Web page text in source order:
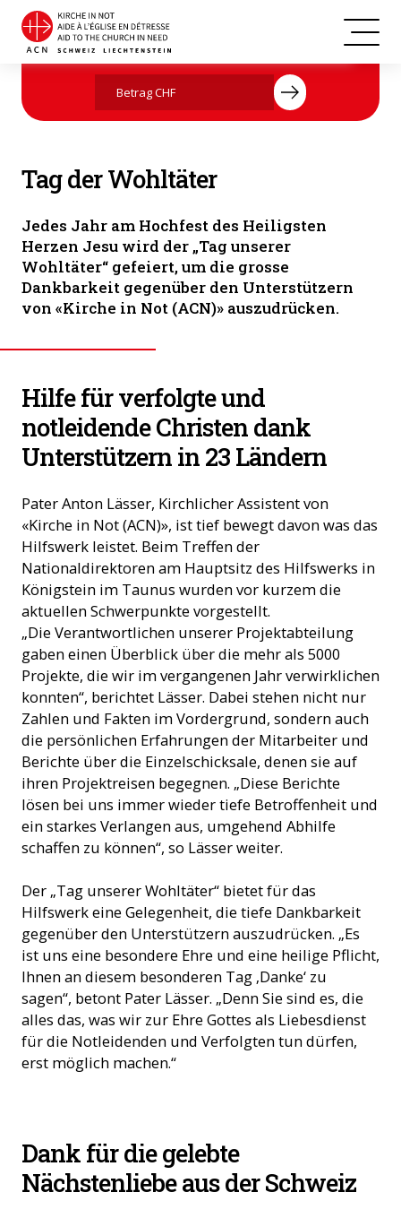
Die Kinder der St. Mary's School in Kurvalli, Khammam sagen DANKE
für die Hilfe von ACN (Foto: ACN)Jetzt mit Ihrer Spende helfen
Tag der Wohltäter
Jedes Jahr am Hochfest des Heiligsten
Herzen Jesu wird der „Tag unserer
Wohltäter“ gefeiert, um die grosse
Dankbarkeit gegenüber den Unterstützern
von «Kirche in Not (ACN)» auszudrücken.
Hilfe für verfolgte und
notleidende Christen dank
Unterstützern in 23 Ländern
Pater Anton Lässer, Kirchlicher Assistent von
«Kirche in Not (ACN)», ist tief bewegt davon was das
Hilfswerk leistet. Beim Treffen der
Nationaldirektoren am Hauptsitz des Hilfswerks in
Königstein im Taunus wurden vor kurzem die
aktuellen Schwerpunkte vorgestellt.
„Die Verantwortlichen unserer Projektabteilung
gaben einen Überblick über die mehr als 5000
Projekte, die wir im vergangenen Jahr verwirklichen
konnten“, berichtet Lässer. Dabei stehen nicht nur
Zahlen und Fakten im Vordergrund, sondern auch
die persönlichen Erfahrungen der Mitarbeiter und
Berichte über die Einzelschicksale, denen sie auf
ihren Projektreisen begegnen. „Diese Berichte
lösen bei uns immer wieder tiefe Betroffenheit und
ein starkes Verlangen aus, umgehend Abhilfe
schaffen zu können“, so Lässer weiter.
Der „Tag unserer Wohltäter“ bietet für das
Hilfswerk eine Gelegenheit, die tiefe Dankbarkeit
gegenüber den Unterstützern auszudrücken. „Es
ist uns eine besondere Ehre und eine heilige Pflicht,
Ihnen an diesem besonderen Tag ‚Danke‘ zu
sagen“, betont Pater Lässer. „Denn Sie sind es, die
alles das, was wir zur Ehre Gottes als Liebesdienst
für die Notleidenden und Verfolgten tun dürfen,
erst möglich machen.“
Dank für die gelebte
Nächstenliebe aus der Schweiz